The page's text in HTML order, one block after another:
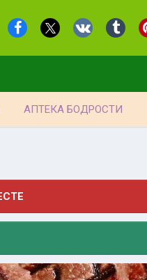
АПТЕКА БОДРОСТИ